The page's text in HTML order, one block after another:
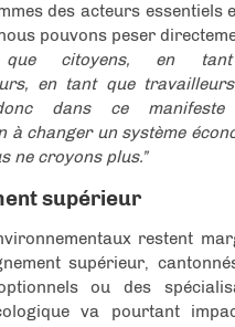
des acteurs essentiels
pouvons peser
citoyens, en
en tant que
dans ce manifeste
à changer un système
ne croyons plus.”
supérieur
restent
supérieur,
ou des
va pourtant